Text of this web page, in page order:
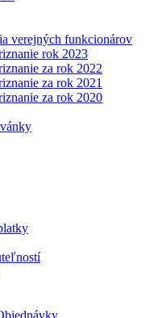
verejných funkcionárov
rok 2023
za rok 2022
za rok 2021
za rok 2020